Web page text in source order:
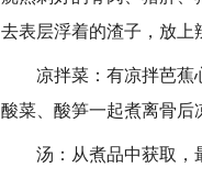
去表层浮着的渣子，放上
凉拌菜：有凉拌芭蕉心
酸菜、酸笋一起煮离骨后
汤：从煮品中获取，最